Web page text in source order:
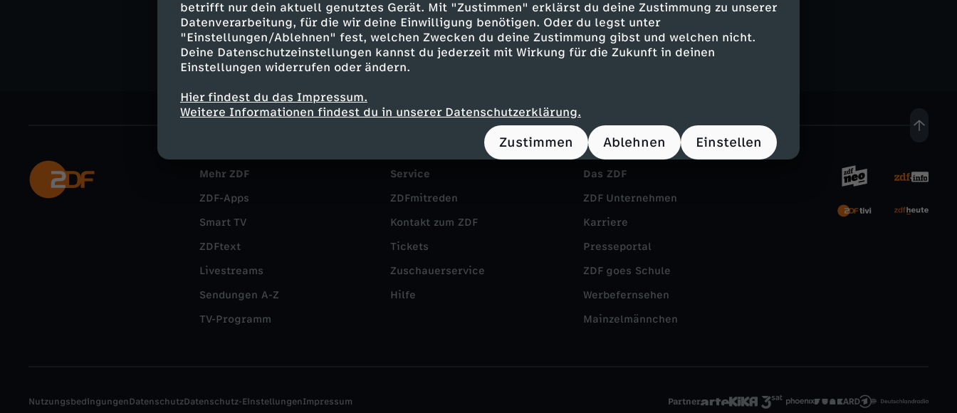
betrifft nur dein aktuell genutztes Gerät. Mit "Zustimmen" erklärst du deine Zustimmung zu unserer
Datenverarbeitung, für die wir deine Einwilligung benötigen. Oder du legst unter
"Einstellungen/Ablehnen" fest, welchen Zwecken du deine Zustimmung gibst und welchen nicht.
Deine Datenschutzeinstellungen kannst du jederzeit mit Wirkung für die Zukunft in deinen
Einstellungen widerrufen oder ändern.
Hier findest du das Impressum.
Weitere Informationen findest du in unserer Datenschutzerklärung.
Zustimmen Ablehnen Einstellen
heute
Mehr ZDF
ZDF-Apps
Smart TV
ZDFtext
Livestreams
Sendungen A-Z
TV-Programm
Service
ZDFmitreden
Kontakt zum ZDF
Tickets
Zuschauerservice
Hilfe
Das ZDF
ZDF Unternehmen
Karriere
Presseportal
ZDF goes Schule
Werbefernsehen
Mainzelmännchen
Partner
NutzungsbedingungenDatenschutzDatenschutz-EinstellungenImpressum